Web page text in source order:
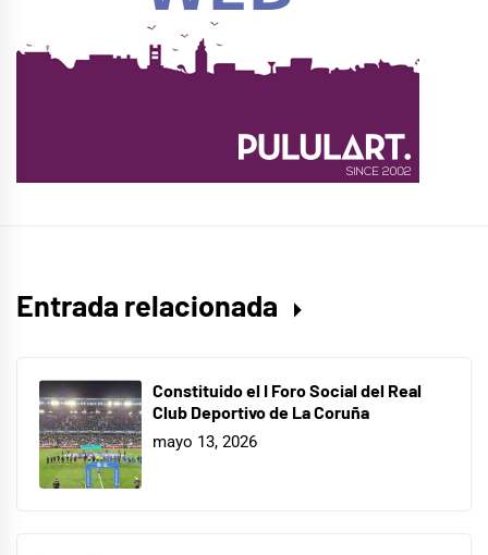
Entrada relacionada
Constituido el I Foro Social del Real
Club Deportivo de La Coruña
mayo 13, 2026